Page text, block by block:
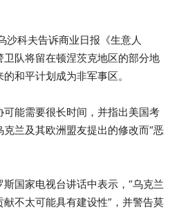
沙科夫告诉商业日报《生意人
队将留在顿涅茨克地区的部分地
和平计划成为非军事区。
能需要很长时间，并指出美国考
兰及其欧洲盟友提出的修改而“恶
国家电视台讲话中表示，“乌克兰
不太可能具有建设性”，并警告莫